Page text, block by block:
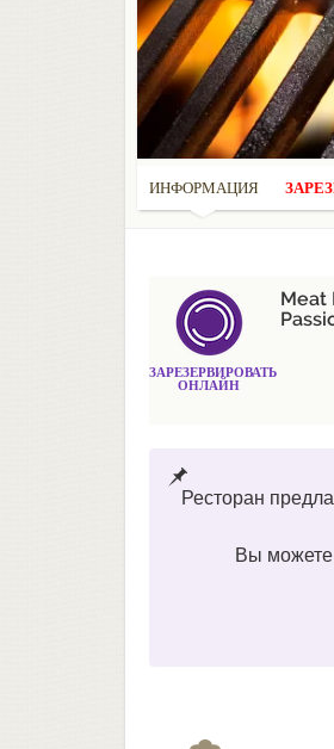
ИНФОРМАЦИЯ
ЗАРЕЗЕРВИРОВАТЬ
ОНЛАЙН
Meat
Ресторан
Вы можете